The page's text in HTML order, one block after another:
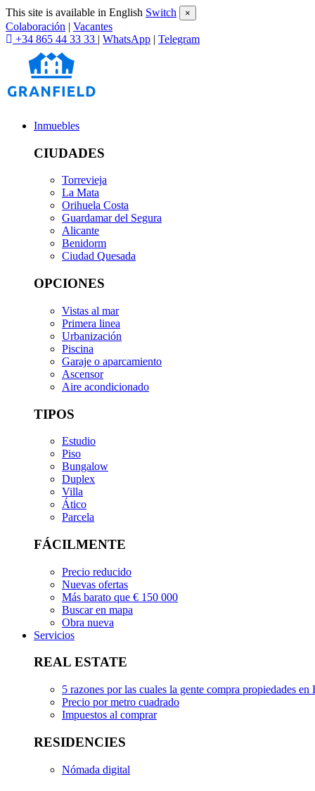
This site is available in English Switch ×
Colaboración | Vacantes
+34 865 44 33 33 | WhatsApp | Telegram
Inmuebles
CIUDADES
Torrevieja
La Mata
Orihuela Costa
Guardamar del Segura
Alicante
Benidorm
Ciudad Quesada
OPCIONES
Vistas al mar
Primera linea
Urbanización
Piscina
Garaje o aparcamiento
Ascensor
Aire acondicionado
TIPOS
Estudio
Piso
Bungalow
Duplex
Villa
Ático
Parcela
FÁCILMENTE
Precio reducido
Nuevas ofertas
Más barato que € 150 000
Buscar en mapa
Obra nueva
Servicios
REAL ESTATE
5 razones por las cuales la gente compra propiedades en
Precio por metro cuadrado
Impuestos al comprar
RESIDENCIES
Nómada digital